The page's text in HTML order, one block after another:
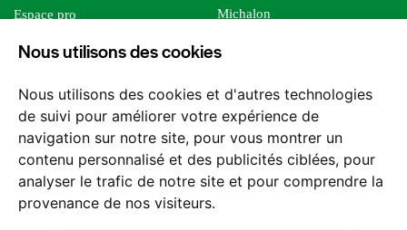
Nous utilisons des cookies
Nous utilisons des cookies et d'autres technologies
de suivi pour améliorer votre expérience de
navigation sur notre site, pour vous montrer un
contenu personnalisé et des publicités ciblées, pour
analyser le trafic de notre site et pour comprendre la
provenance de nos visiteurs.
Espace pro
Foreign rights
Michalon
Editions Sutton
Les impliqués
Tous les éditeurs
Nos structures